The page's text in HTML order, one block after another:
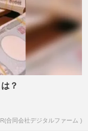
？
合同会社デジタルファーム )